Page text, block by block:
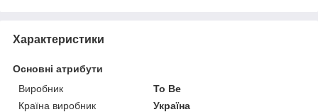
Характеристики
Основні атрибути
Виробник
To Be
Країна виробник
Україна